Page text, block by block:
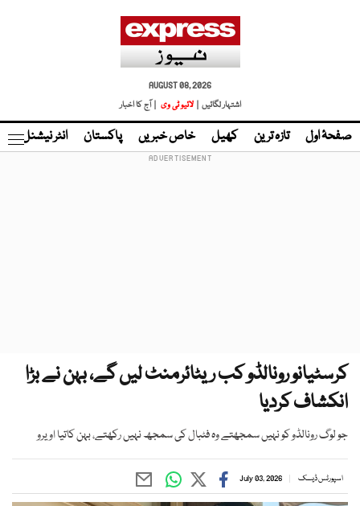
AUGUST 08, 2026
اشتہار لگائیں |
لائیو ٹی وی | آج کا اخبار
صفحۂ اول تازہ ترین کھیل خاص خبریں پاکستان انٹر نیشنل
کرسٹیانو رونالڈو کب ریٹائرمنٹ لیں گے، بہن نے بڑا
انکشاف کردیا
جو لوگ رونالڈو کو نہیں سمجھتے وہ فٹبال کی سمجھ نہیں رکھتے، بہن کاتیا اویرو
اسپورٹس ڈیسک July 03, 2026